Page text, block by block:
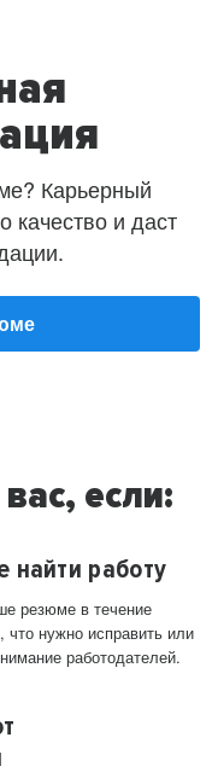
Карьерный
качество и даст
если:
найти работу
резюме в течение
что нужно исправить или
работодателей.